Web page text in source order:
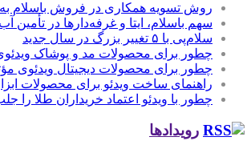
روش تسویه همکاری در فروش باسلام
سهم باسلام، ایتا و غرفه‌دارها در تأمین
سلام‌پی با ۵ تغییر بزرگ در سال جدید
چطور برای محصولات مد و پوشاک
چطور برای محصولات دیجیتال ویدئوی
راهنمای ساخت ویدئو برای محصولات
چطور با ویدئو اعتماد خریداران طلا را
رویدادها